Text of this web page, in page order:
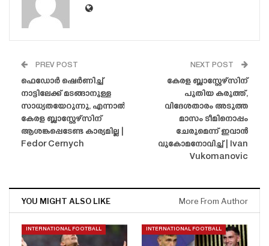
PREV POST
ഫെഡോർ ഷെർണിച്ച്
നാട്ടിലേക്ക് മടങ്ങാനുള്ള
സാധ്യതയേറുന്നു, എന്നാൽ
കേരള ബ്ലാസ്റ്റേഴ്‌സിന്
ആശങ്കപ്പെടേണ്ട കാര്യമില്ല |
Fedor Cernych
NEXT POST
കേരള ബ്ലാസ്റ്റേഴ്‌സിന്
പുതിയ കരുത്ത്,
വിദേശതാരം അടുത്ത
മാസം ടീമിനൊപ്പം
ചേരുമെന്ന് ഇവാൻ
വുകോമനോവിച്ച് | Ivan
Vukomanovic
YOU MIGHT ALSO LIKE More From Author
INTERNATIONAL FOOTBALL INTERNATIONAL FOOTBALL